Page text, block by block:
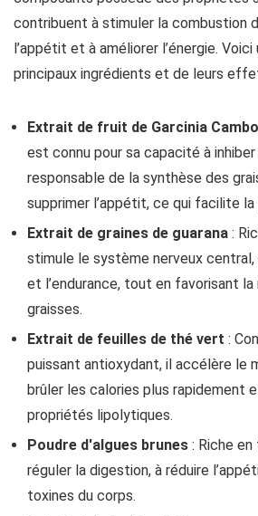
contribuent à stimuler la combustion
l’appétit et à améliorer l’énergie.
principaux ingrédients et de leurs
Extrait de fruit de Garcinia
est connu pour sa capacité à inhiber
responsable de la synthèse des
supprimer l’appétit, ce qui facilite
Extrait de graines de guarana :
stimule le système nerveux central,
et l’endurance, tout en favorisant
graisses.
Extrait de feuilles de thé vert :
puissant antioxydant, il accélère le
brûler les calories plus rapidement
propriétés lipolytiques.
Poudre d'algues brunes : Riche
réguler la digestion, à réduire
toxines du corps.